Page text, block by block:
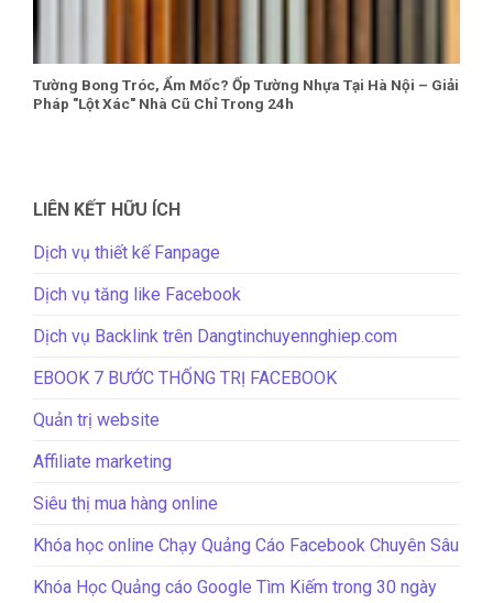
Tường Bong Tróc, Ẩm Mốc? Ốp Tường Nhựa Tại Hà Nội – Giải
Pháp "Lột Xác" Nhà Cũ Chỉ Trong 24h
LIÊN KẾT HỮU ÍCH
Dịch vụ thiết kế Fanpage
Dịch vụ tăng like Facebook
Dịch vụ Backlink trên Dangtinchuyennghiep.com
EBOOK 7 BƯỚC THỐNG TRỊ FACEBOOK
Quản trị website
Affiliate marketing
Siêu thị mua hàng online
Khóa học online Chạy Quảng Cáo Facebook Chuyên Sâu
Khóa Học Quảng cáo Google Tìm Kiếm trong 30 ngày